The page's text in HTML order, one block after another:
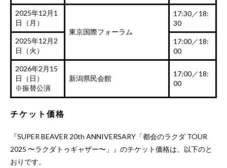
2025年12月1
日（月）
東京国際フォーラム
17:30／18:
30
2025年12月2
日（火）
17:00／18:
00
2026年2月15
日（日）
※振替公演
新潟県民会館
17:00／18:
00
チケット価格
『SUPER BEAVER 20th ANNIVERSARY「都会のラクダ TOUR
2025 〜ラクダトゥギャザー〜」』のチケット価格は、以下のと
おりです。